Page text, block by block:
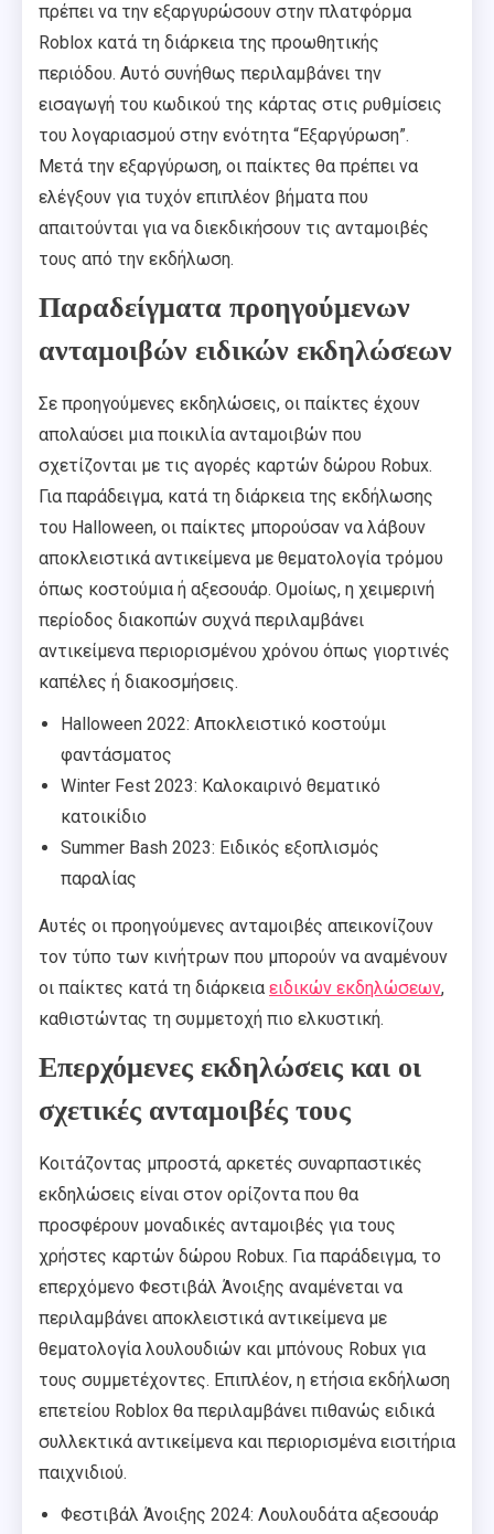
πρέπει να την εξαργυρώσουν στην πλατφόρμα
Roblox κατά τη διάρκεια της προωθητικής
περιόδου. Αυτό συνήθως περιλαμβάνει την
εισαγωγή του κωδικού της κάρτας στις ρυθμίσεις
του λογαριασμού στην ενότητα “Εξαργύρωση”.
Μετά την εξαργύρωση, οι παίκτες θα πρέπει να
ελέγξουν για τυχόν επιπλέον βήματα που
απαιτούνται για να διεκδικήσουν τις ανταμοιβές
τους από την εκδήλωση.
Παραδείγματα προηγούμενων
ανταμοιβών ειδικών εκδηλώσεων
Σε προηγούμενες εκδηλώσεις, οι παίκτες έχουν
απολαύσει μια ποικιλία ανταμοιβών που
σχετίζονται με τις αγορές καρτών δώρου Robux.
Για παράδειγμα, κατά τη διάρκεια της εκδήλωσης
του Halloween, οι παίκτες μπορούσαν να λάβουν
αποκλειστικά αντικείμενα με θεματολογία τρόμου
όπως κοστούμια ή αξεσουάρ. Ομοίως, η χειμερινή
περίοδος διακοπών συχνά περιλαμβάνει
αντικείμενα περιορισμένου χρόνου όπως γιορτινές
καπέλες ή διακοσμήσεις.
Halloween 2022: Αποκλειστικό κοστούμι
φαντάσματος
Winter Fest 2023: Καλοκαιρινό θεματικό
κατοικίδιο
Summer Bash 2023: Ειδικός εξοπλισμός
παραλίας
Αυτές οι προηγούμενες ανταμοιβές απεικονίζουν
τον τύπο των κινήτρων που μπορούν να αναμένουν
οι παίκτες κατά τη διάρκεια ειδικών εκδηλώσεων,
καθιστώντας τη συμμετοχή πιο ελκυστική.
Επερχόμενες εκδηλώσεις και οι
σχετικές ανταμοιβές τους
Κοιτάζοντας μπροστά, αρκετές συναρπαστικές
εκδηλώσεις είναι στον ορίζοντα που θα
προσφέρουν μοναδικές ανταμοιβές για τους
χρήστες καρτών δώρου Robux. Για παράδειγμα, το
επερχόμενο Φεστιβάλ Άνοιξης αναμένεται να
περιλαμβάνει αποκλειστικά αντικείμενα με
θεματολογία λουλουδιών και μπόνους Robux για
τους συμμετέχοντες. Επιπλέον, η ετήσια εκδήλωση
επετείου Roblox θα περιλαμβάνει πιθανώς ειδικά
συλλεκτικά αντικείμενα και περιορισμένα εισιτήρια
παιχνιδιού.
Φεστιβάλ Άνοιξης 2024: Λουλουδάτα αξεσουάρ